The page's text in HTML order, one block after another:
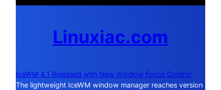
Linuxiac.com
IceWM 4.1 Released with New Window Focus Control
The lightweight IceWM window manager reaches version